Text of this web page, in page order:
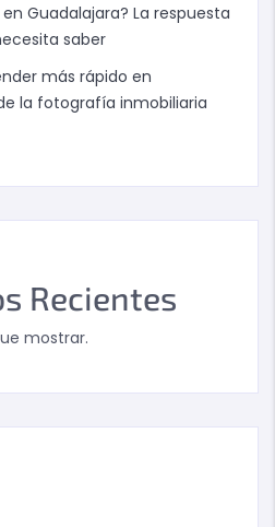
Guadalajara? La respuesta
saber
más rápido en
la fotografía inmobiliaria
Recientes
mostrar.